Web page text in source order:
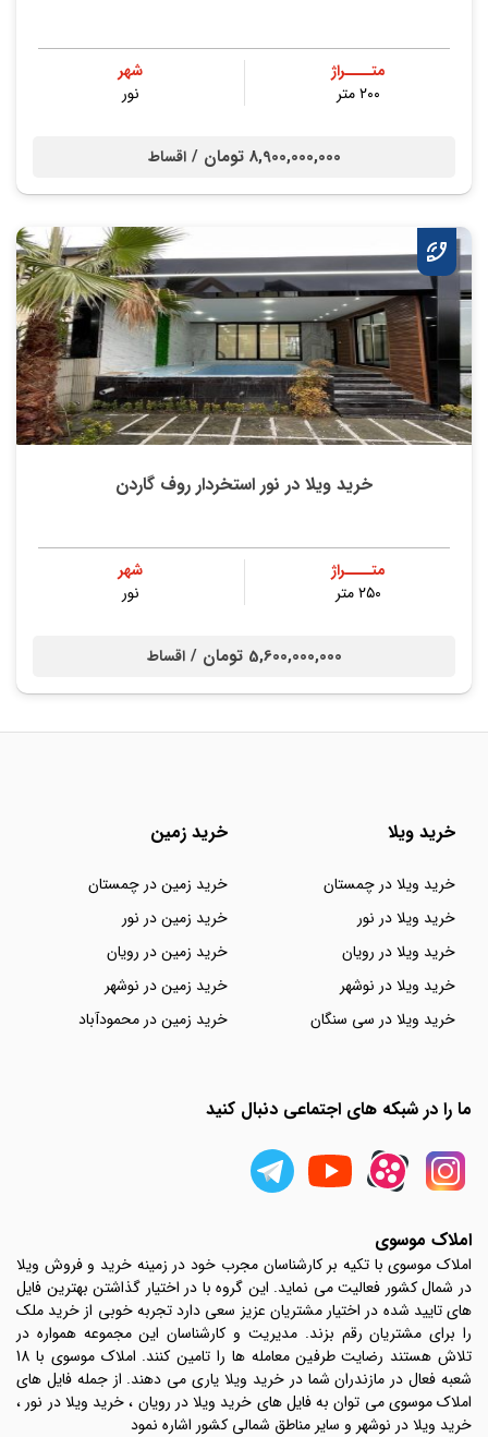
متــــراژ
۲۰۰ متر
شهر
نور
8,900,000,000 تومان / اقساط
خرید ویلا در نور استخردار روف گاردن
متــــراژ
۲۵۰ متر
شهر
نور
5,600,000,000 تومان / اقساط
خرید ویلا
خرید ویلا در چمستان
خرید ویلا در نور
خرید ویلا در رویان
خرید ویلا در نوشهر
خرید ویلا در سی سنگان
خرید زمین
خرید زمین در چمستان
خرید زمین در نور
خرید زمین در رویان
خرید زمین در نوشهر
خرید زمین در محمودآباد
ما را در شبکه های اجتماعی دنبال کنید
املاک موسوی
املاک موسوی با تکیه بر کارشناسان مجرب خود در زمینه خرید و فروش ویلا
در شمال کشور فعالیت می نماید. این گروه با در اختیار گذاشتن بهترین فایل
های تایید شده در اختیار مشتریان عزیز سعی دارد تجربه خوبی از خرید ملک
را برای مشتریان رقم بزند. مدیریت و کارشناسان این مجموعه همواره در
تلاش هستند رضایت طرفین معامله ها را تامین کنند. املاک موسوی با 18
شعبه فعال در مازندران شما در خرید ویلا یاری می دهند. از جمله فایل های
املاک موسوی می توان به فایل های خرید ویلا در رویان ، خرید ویلا در نور ،
خرید ویلا در نوشهر و سایر مناطق شمالی کشور اشاره نمود